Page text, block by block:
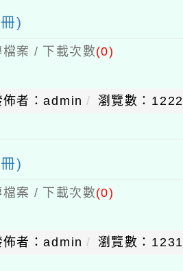
)
檔案 / 下載次數(0)
佈者：admin 瀏覽數：1222
)
檔案 / 下載次數(0)
佈者：admin 瀏覽數：1231